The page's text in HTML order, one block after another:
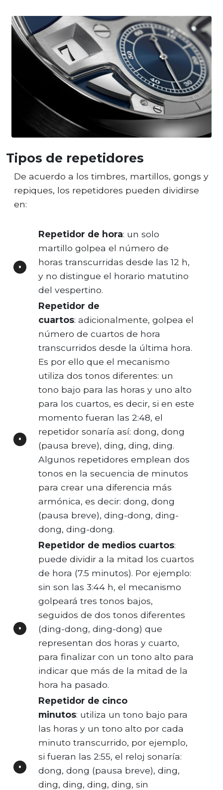
Tipos de repetidores
De acuerdo a los timbres, martillos, gongs y
repiques, los repetidores pueden dividirse
en:
Repetidor de hora: un solo
martillo golpea el número de
horas transcurridas desde las 12 h,
y no distingue el horario matutino
del vespertino.
Repetidor de
cuartos: adicionalmente, golpea el
número de cuartos de hora
transcurridos desde la última hora.
Es por ello que el mecanismo
utiliza dos tonos diferentes: un
tono bajo para las horas y uno alto
para los cuartos, es decir, si en este
momento fueran las 2:48, el
repetidor sonaría así: dong, dong
(pausa breve), ding, ding, ding.
Algunos repetidores emplean dos
tonos en la secuencia de minutos
para crear una diferencia más
armónica, es decir: dong, dong
(pausa breve), ding-dong, ding-
dong, ding-dong.
Repetidor de medios cuartos:
puede dividir a la mitad los cuartos
de hora (7.5 minutos). Por ejemplo:
sin son las 3:44 h, el mecanismo
golpeará tres tonos bajos,
seguidos de dos tonos diferentes
(ding-dong, ding-dong) que
representan dos horas y cuarto,
para finalizar con un tono alto para
indicar que más de la mitad de la
hora ha pasado.
Repetidor de cinco
minutos: utiliza un tono bajo para
las horas y un tono alto por cada
minuto transcurrido, por ejemplo,
si fueran las 2:55, el reloj sonaría:
dong, dong (pausa breve), ding,
ding, ding, ding, ding, sin